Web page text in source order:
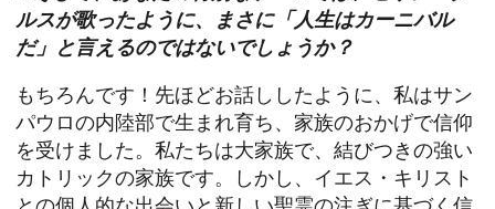
ルスが歌ったように、まさに「人生はカーニバル
だ」と言えるのではないでしょうか？
もちろんです！先ほどお話ししたように、私はサン
パウロの内陸部で生まれ育ち、家族のおかげで信仰
を受けました。私たちは大家族で、結びつきの強い
カトリックの家族です。しかし、イエス・キリスト